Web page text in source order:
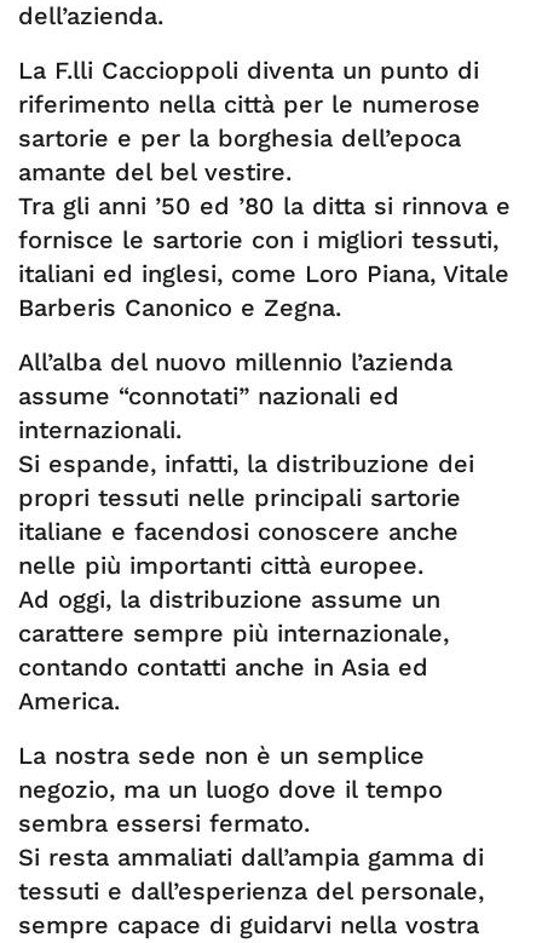
dell’azienda.
La F.lli Caccioppoli diventa un punto di
riferimento nella città per le numerose
sartorie e per la borghesia dell’epoca
amante del bel vestire.
Tra gli anni ’50 ed ’80 la ditta si rinnova e
fornisce le sartorie con i migliori tessuti,
italiani ed inglesi, come Loro Piana, Vitale
Barberis Canonico e Zegna.
All’alba del nuovo millennio l’azienda
assume “connotati” nazionali ed
internazionali.
Si espande, infatti, la distribuzione dei
propri tessuti nelle principali sartorie
italiane e facendosi conoscere anche
nelle più importanti città europee.
Ad oggi, la distribuzione assume un
carattere sempre più internazionale,
contando contatti anche in Asia ed
America.
La nostra sede non è un semplice
negozio, ma un luogo dove il tempo
sembra essersi fermato.
Si resta ammaliati dall’ampia gamma di
tessuti e dall’esperienza del personale,
sempre capace di guidarvi nella vostra